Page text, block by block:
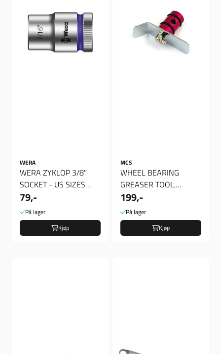
WERA
WERA ZYKLOP 3/8"
SOCKET - US SIZES
7/16", Verktøy
79,-
På lager
Kjøp
MCS
WHEEL BEARING
GREASER TOOL,
Verktøy
199,-
På lager
Kjøp